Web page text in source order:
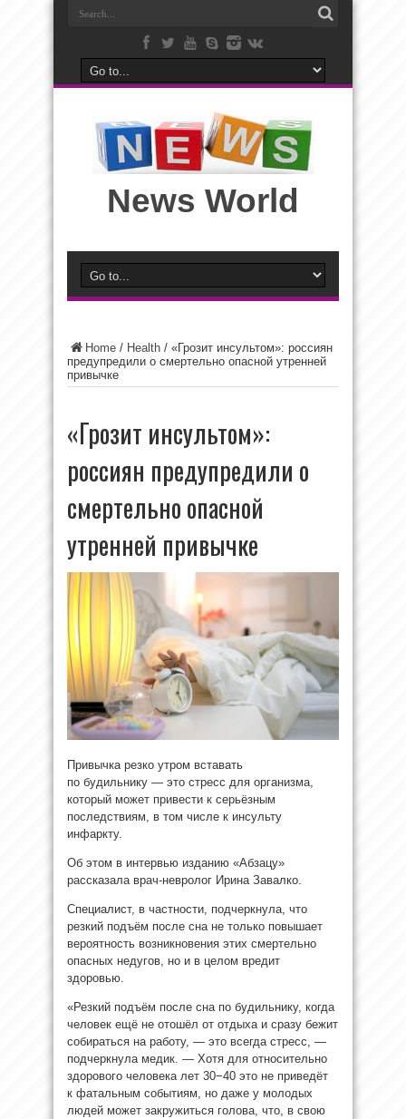
News World
Home / Health / «Грозит инсультом»: россиян
предупредили о смертельно опасной утренней
привычке
«Грозит инсультом»:
россиян предупредили о
смертельно опасной
утренней привычке
Привычка резко утром вставать
по будильнику — это стресс для организма,
который может привести к серьёзным
последствиям, в том числе к инсульту
инфаркту.
Об этом в интервью изданию «Абзацу»
рассказала врач-невролог Ирина Завалко.
Специалист, в частности, подчеркнула, что
резкий подъём после сна не только повышает
вероятность возникновения этих смертельно
опасных недугов, но и в целом вредит
здоровью.
«Резкий подъём после сна по будильнику, когда
человек ещё не отошёл от отдыха и сразу бежит
собираться на работу, — это всегда стресс, —
подчеркнула медик. — Хотя для относительно
здорового человека лет 30−40 это не приведёт
к фатальным событиям, но даже у молодых
людей может закружиться голова, что, в свою